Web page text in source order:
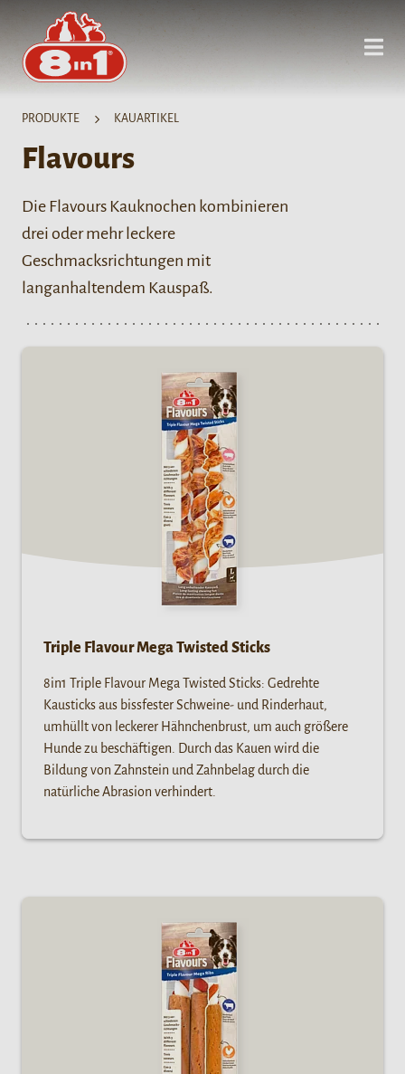
PRODUKTE KAUARTIKEL
Flavours
Die Flavours Kauknochen kombinieren
drei oder mehr leckere
Geschmacksrichtungen mit
langanhaltendem Kauspaß.
Triple Flavour Mega Twisted Sticks
8in1 Triple Flavour Mega Twisted Sticks: Gedrehte
Kausticks aus bissfester Schweine- und Rinderhaut,
umhüllt von leckerer Hähnchenbrust, um auch größere
Hunde zu beschäftigen. Durch das Kauen wird die
Bildung von Zahnstein und Zahnbelag durch die
natürliche Abrasion verhindert.